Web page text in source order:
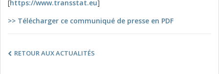
[https://www.transstat.eu]
>> Télécharger ce communiqué de presse en PDF
RETOUR AUX ACTUALITÉS